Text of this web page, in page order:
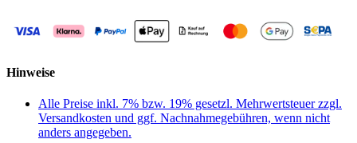
Hinweise
Alle Preise inkl. 7% bzw. 19% gesetzl. Mehrwertsteuer zzgl.
Versandkosten und ggf. Nachnahmegebühren, wenn nicht
anders angegeben.